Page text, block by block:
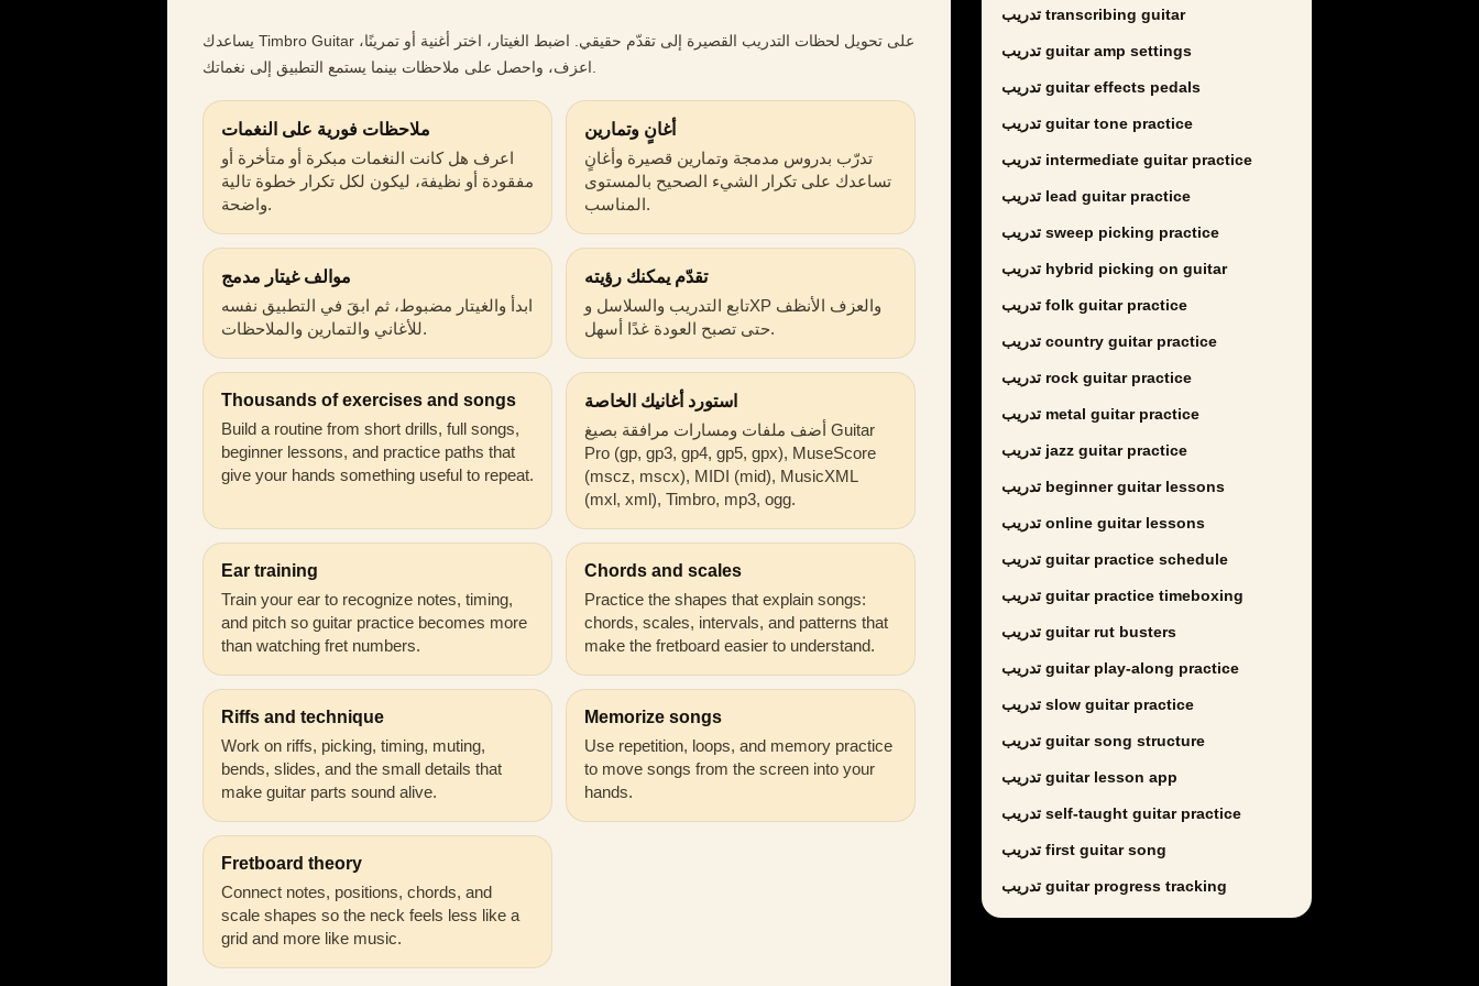
يساعدك Timbro Guitar على تحويل لحظات التدريب القصيرة إلى تقدّم حقيقي. اضبط الغيتار، اختر أغنية أو تمرينًا،
ملاحظات فورية على النغمات
اعرف هل كانت النغمات مبكرة أو متأخرة أو
مفقودة أو نظيفة، ليكون لكل تكرار خطوة تالية
واضحة.
أغانٍ وتمارين
تدرّب بدروس مدمجة وتمارين قصيرة وأغانٍ
تساعدك على تكرار الشيء الصحيح بالمستوى
المناسب.
موالف غيتار مدمج
ابدأ والغيتار مضبوط، ثم ابقَ في التطبيق نفسه
للأغاني والتمارين والملاحظات.
تقدّم يمكنك رؤيته
تابع التدريب والسلاسل وXP والعزف الأنظف
حتى تصبح العودة غدًا أسهل.
Thousands of exercises and songs
Build a routine from short drills, full songs,
beginner lessons, and practice paths that
give your hands something useful to repeat.
استورد أغانيك الخاصة
أضف ملفات ومسارات مرافقة بصيغ Guitar
Pro (gp, gp3, gp4, gp5, gpx), MuseScore
(mscz, mscx), MIDI (mid), MusicXML
(mxl, xml), Timbro, mp3, ogg.
Ear training
Train your ear to recognize notes, timing,
and pitch so guitar practice becomes more
than watching fret numbers.
Chords and scales
Practice the shapes that explain songs:
chords, scales, intervals, and patterns that
make the fretboard easier to understand.
Riffs and technique
Work on riffs, picking, timing, muting,
bends, slides, and the small details that
make guitar parts sound alive.
Memorize songs
Use repetition, loops, and memory practice
to move songs from the screen into your
hands.
Fretboard theory
Connect notes, positions, chords, and
scale shapes so the neck feels less like a
grid and more like music.
تدريب transcribing guitar
تدريب guitar amp settings
تدريب guitar effects pedals
تدريب guitar tone practice
تدريب intermediate guitar practice
تدريب lead guitar practice
تدريب sweep picking practice
تدريب hybrid picking on guitar
تدريب folk guitar practice
تدريب country guitar practice
تدريب rock guitar practice
تدريب metal guitar practice
تدريب jazz guitar practice
تدريب beginner guitar lessons
تدريب online guitar lessons
تدريب guitar practice schedule
تدريب guitar practice timeboxing
تدريب guitar rut busters
تدريب guitar play-along practice
تدريب slow guitar practice
تدريب guitar song structure
تدريب guitar lesson app
تدريب self-taught guitar practice
تدريب first guitar song
تدريب guitar progress tracking